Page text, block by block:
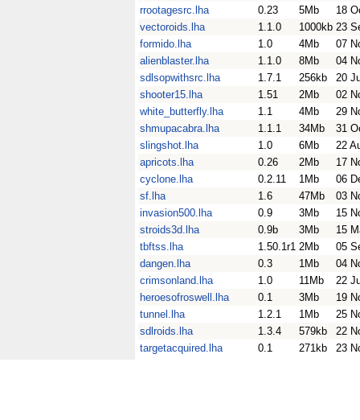
rrootagesrc.lha
0.23 5Mb
18
vectoroids.lha
1.1.0 1000kb 23
formido.lha
1.0 4Mb
07
alienblaster.lha
1.1.0 8Mb
04
sdlsopwithsrc.lha
1.7.1 256kb
20
shooter15.lha
1.51 2Mb
02
white_butterfly.lha
1.1 4Mb
29
shmupacabra.lha
1.1.1 34Mb
31
slingshot.lha
1.0 6Mb
22
apricots.lha
0.26 2Mb
17
cyclone.lha
0.2.11 1Mb
06
sf.lha
1.6 47Mb
03
invasion500.lha
0.9 3Mb
15
stroids3d.lha
0.9b 3Mb
15
tbftss.lha
1.50.1r1 2Mb
05
dangen.lha
0.3 1Mb
04
crimsonland.lha
1.0 11Mb
22
heroesofroswell.lha
0.1 3Mb
19
tunnel.lha
1.2.1 1Mb
25
sdlroids.lha
1.3.4 579kb
22
targetacquired.lha
0.1 271kb 23